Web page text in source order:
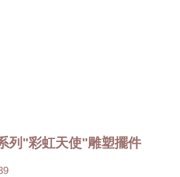
列"彩虹天使"雕塑擺件